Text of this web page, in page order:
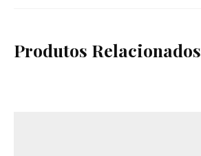
Produtos Relacionados